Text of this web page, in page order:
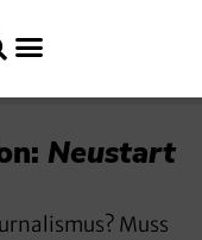
Neustart
Muss